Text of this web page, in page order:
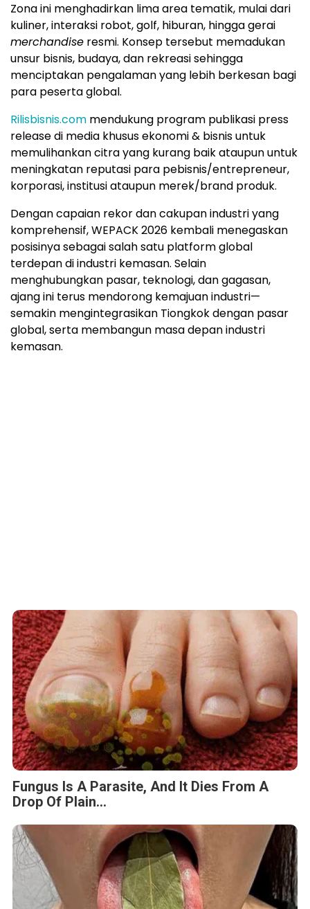
Zona ini menghadirkan lima area tematik, mulai dari
kuliner, interaksi robot, golf, hiburan, hingga gerai
merchandise resmi. Konsep tersebut memadukan
unsur bisnis, budaya, dan rekreasi sehingga
menciptakan pengalaman yang lebih berkesan bagi
para peserta global.
Rilisbisnis.com mendukung program publikasi press
release di media khusus ekonomi & bisnis untuk
memulihankan citra yang kurang baik ataupun untuk
meningkatan reputasi para pebisnis/entrepreneur,
korporasi, institusi ataupun merek/brand produk.
Dengan capaian rekor dan cakupan industri yang
komprehensif, WEPACK 2026 kembali menegaskan
posisinya sebagai salah satu platform global
terdepan di industri kemasan. Selain
menghubungkan pasar, teknologi, dan gagasan,
ajang ini terus mendorong kemajuan industri—
semakin mengintegrasikan Tiongkok dengan pasar
global, serta membangun masa depan industri
kemasan.
Fungus Is A Parasite, And It Dies From A
Drop Of Plain...